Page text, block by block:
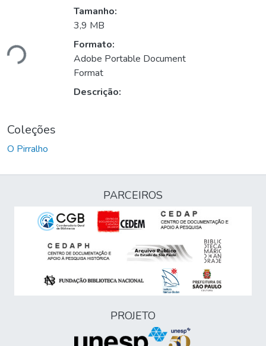
Tamanho:
3,9 MB
Formato:
Adobe Portable Document
Format
Descrição:
Coleções
O Pirralho
PARCEIROS
PROJETO